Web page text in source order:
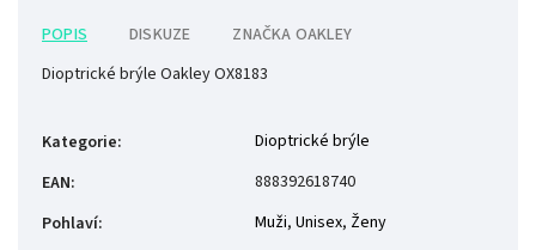
POPIS DISKUZE ZNAČKA OAKLEY
Dioptrické brýle Oakley OX8183
Kategorie:
Dioptrické brýle
EAN:
888392618740
Pohlaví: Muži, Unisex, Ženy